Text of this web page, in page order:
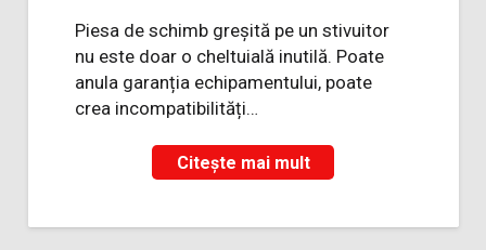
Piesa de schimb greșită pe un stivuitor
nu este doar o cheltuială inutilă. Poate
anula garanția echipamentului, poate
crea incompatibilități…
Citește mai mult